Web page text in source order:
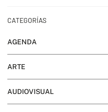
CATEGORÍAS
AGENDA
ARTE
AUDIOVISUAL